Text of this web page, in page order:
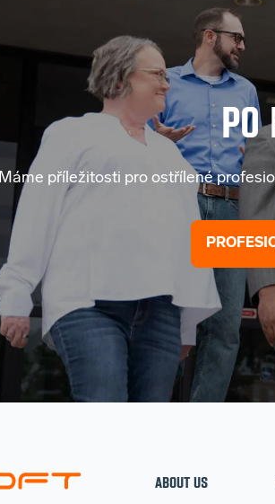
PO
Máme příležitosti pro ostřílené
ABOUT US